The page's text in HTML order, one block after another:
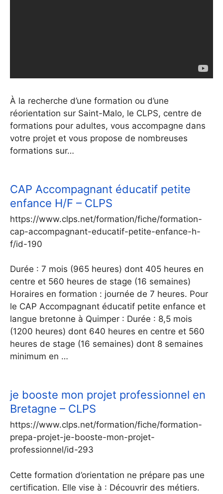
À la recherche d’une formation ou d’une
réorientation sur Saint-Malo, le CLPS, centre de
formations pour adultes, vous accompagne dans
votre projet et vous propose de nombreuses
formations sur…
CAP Accompagnant éducatif petite
enfance H/F – CLPS
https://www.clps.net/formation/fiche/formation-
cap-accompagnant-educatif-petite-enfance-h-
f/id-190
Durée : 7 mois (965 heures) dont 405 heures en
centre et 560 heures de stage (16 semaines)
Horaires en formation : journée de 7 heures. Pour
le CAP Accompagnant éducatif petite enfance et
langue bretonne à Quimper : Durée : 8,5 mois
(1200 heures) dont 640 heures en centre et 560
heures de stage (16 semaines) dont 8 semaines
minimum en …
je booste mon projet professionnel en
Bretagne – CLPS
https://www.clps.net/formation/fiche/formation-
prepa-projet-je-booste-mon-projet-
professionnel/id-293
Cette formation d’orientation ne prépare pas une
certification. Elle vise à : Découvrir des métiers.